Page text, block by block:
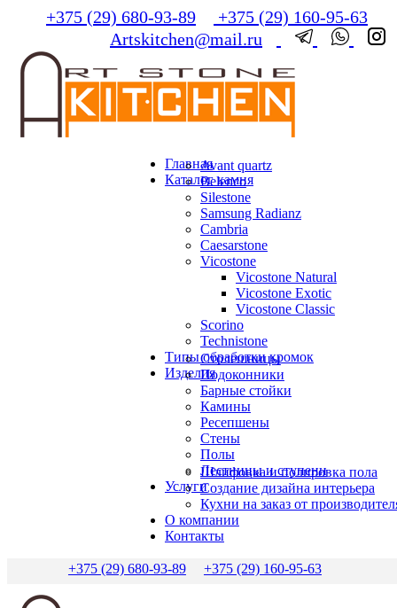
+375 (29) 680-93-89
+375 (29) 160-95-63
Artskitchen@mail.ru
Главная
Каталог камня
Avant quartz
Belenco
Silestone
Samsung Radianz
Сambria
Сaesarstone
Vicostone
Vicostone Natural
Vicostone Exotic
Vicostone Classic
Scorino
Technistone
Типы обработки кромок
Изделия
Столешницы
Подоконники
Барные стойки
Камины
Ресепшены
Стены
Полы
Лестницы и ступени
Услуги
Шлифовка и полировка пола
Создание дизайна интерьера
Кухни на заказ от
О компании
Контакты
+375 (29) 680-93-89 +375 (29) 160-95-63